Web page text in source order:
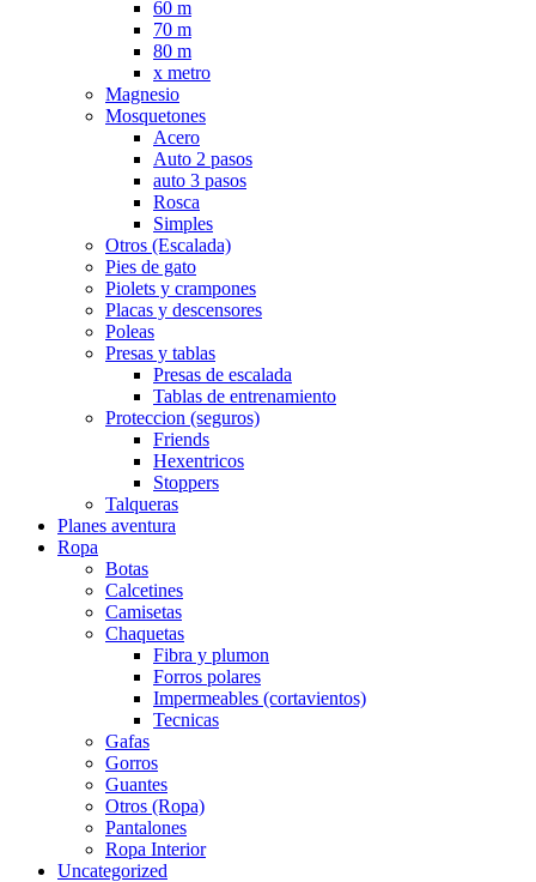
60 m
70 m
80 m
x metro
Magnesio
Mosquetones
Acero
Auto 2 pasos
auto 3 pasos
Rosca
Simples
Otros (Escalada)
Pies de gato
Piolets y crampones
Placas y descensores
Poleas
Presas y tablas
Presas de escalada
Tablas de entrenamiento
Proteccion (seguros)
Friends
Hexentricos
Stoppers
Talqueras
Planes aventura
Ropa
Botas
Calcetines
Camisetas
Chaquetas
Fibra y plumon
Forros polares
Impermeables (cortavientos)
Tecnicas
Gafas
Gorros
Guantes
Otros (Ropa)
Pantalones
Ropa Interior
Uncategorized